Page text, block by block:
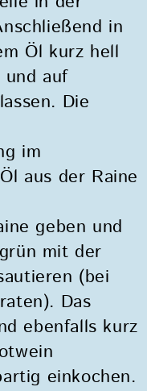
in
Öl kurz hell
und auf
Die
im
aus der Raine
geben und
mit der
(bei
Das
ebenfalls kurz
einkochen.